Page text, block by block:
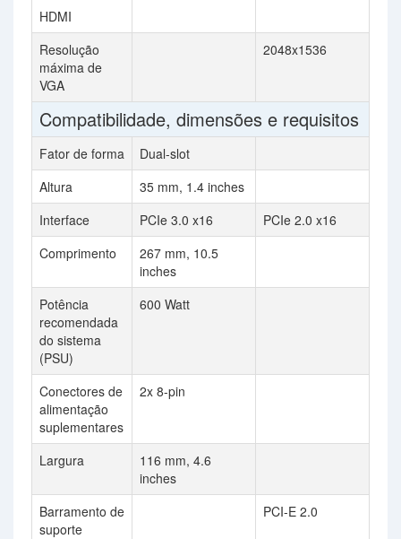
HDMI
Resolução
máxima de
VGA
2048x1536
Compatibilidade, dimensões e requisitos
Fator de forma
Dual-slot
Altura
35 mm, 1.4 inches
Interface
PCIe 3.0 x16
PCIe 2.0 x16
Comprimento
267 mm, 10.5
inches
Potência
recomendada
do sistema
(PSU)
600 Watt
Conectores de
alimentação
suplementares
2x 8-pin
Largura
116 mm, 4.6
inches
Barramento de
suporte
PCI-E 2.0